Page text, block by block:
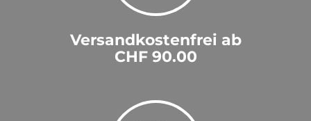
Versandkostenfrei ab
CHF 90.00